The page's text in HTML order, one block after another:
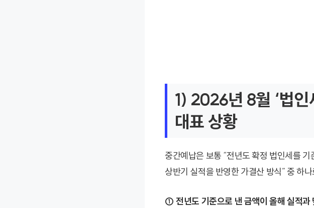
1) 2026년 8월 ‘법
대표 상황
중간예납은 보통 “전년도 확정 법인세를
상반기 실적을 반영한 가결산 방식” 중 하
① 전년도 기준으로 낸 금액이 올해 실적과